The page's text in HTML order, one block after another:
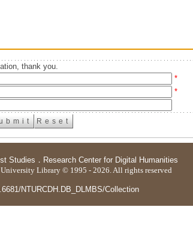
thank you.
*
*
Studies ． Research Center for Digital Humanities
Library © 1995 - 2026. All rights reserved
NTURCDH.DB_DLMBS/Collection